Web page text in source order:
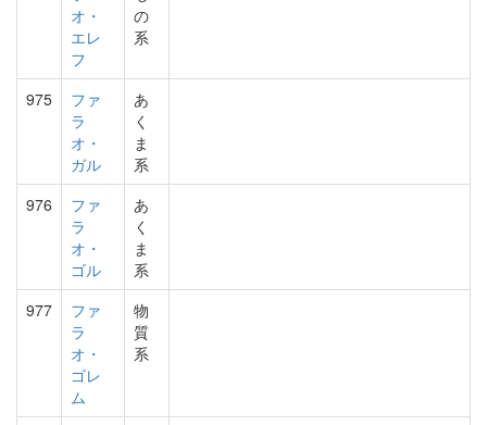
オ・
エレ
フ
の
系
975
ファ
ラ
オ・
ガル
あ
く
ま
系
976
ファ
ラ
オ・
ゴル
あ
く
ま
系
977
ファ
ラ
オ・
ゴレ
ム
物
質
系